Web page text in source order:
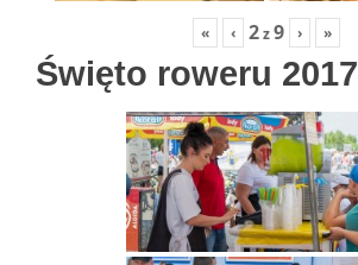
« ‹ 2z9 › »
Święto roweru 2017